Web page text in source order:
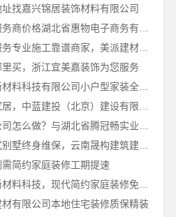
找嘉兴锦居装饰材料有限公司
嘉兴本地家装服务专业施工靠谱商家，美派建材口碑之选
买，浙江宜美嘉装饰为您服务
福建尚艺空间新材料科技有限公司小户型家装全屋改造
昆明重钢装配式别墅终身维保，云南晟构建筑建材有限公司
简约家庭装修工期提速
有限公司本地住宅装修质保精装